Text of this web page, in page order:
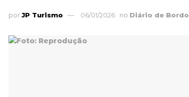
porJP Turismo 06/01/2026 no Diário de Bordo